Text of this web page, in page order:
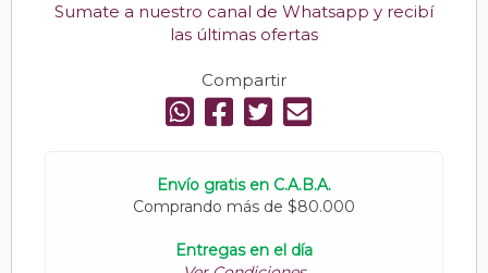
Sumate a nuestro canal de Whatsapp y recibí
las últimas ofertas
Compartir
Envío gratis en C.A.B.A.
Comprando más de $80.000
Entregas en el día